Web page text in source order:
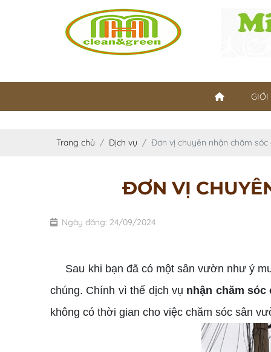
GIỚI
Trang chủ Dịch vụ Đơn vị chuyên nhận chăm
ĐƠN VỊ
Ngày đăng: 24/09/2024
Sau khi bạn đã có một sân vườn như ý
chúng. Chính vì thế dịch vụ nhận chăm sóc
không có thời gian cho việc chăm sóc sân